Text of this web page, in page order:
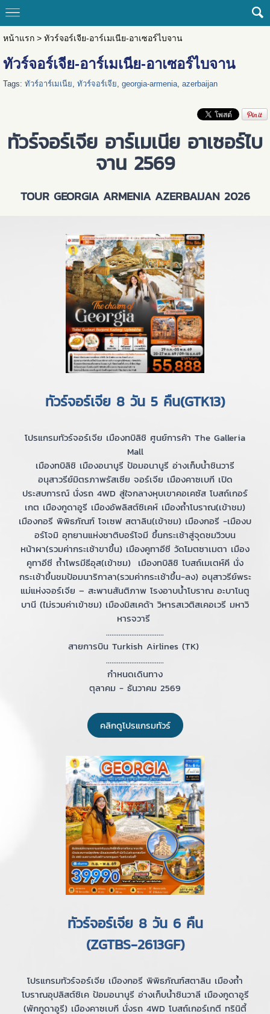
หน้าแรก> ทัวร์จอร์เจีย-อาร์เมเนีย-อาเซอร์ไบจาน
ทัวร์จอร์เจีย-อาร์เมเนีย-อาเซอร์ไบจาน
Tags: ทัวร์อาร์เมเนีย, ทัวร์จอร์เจีย, georgia-armenia, azerbaijan
ทัวร์จอร์เจีย อาร์เมเนีย อาเซอร์ไบ
จาน 2569
TOUR GEORGIA ARMENIA AZERBAIJAN 2026
ทัวร์จอร์เจีย 8 วัน 5 คืน(GTK13)
โปรแกรมทัวร์จอร์เจีย เมืองทบิลิชิ ศูนย์การค้า The Galleria
Mall
เมืองทบิลิชิ เมืองอนานูรี ป้อมอนานูรี อ่างเก็บน้ำชินวารี
อนุสาวรีย์มิตรภาพรัสเซีย จอร์เจีย เมืองคาซเบกี เปิด
ประสบการณ์ นั่งรถ 4WD สู่ใจกลางหุบเขาคอเคซัส โบสถ์เกอร์
เกต เมืองกูดาอูรี เมืองอัพลิสต์ซิเคห์ เมืองถ้ำโบราณ(เข้าชม)
เมืองกอรี พิพิธภัณฑ์ โจเซฟ สตาลิน(เข้าชม) เมืองกอรี -เมืองบ
อร์โจมิ อุทยานแห่งชาติบอร์โจมี ขึ้นกระเช้าสู่จุดชมวิวบน
หน้าผา(รวมค่ากระเช้าขาขึ้น) เมืองคูทาอีซี วัดโมตซาเมตา เมือง
คูทาอีซี ถ้ำโพรมีธีอุส(เข้าชม) เมืองทบิลิชิ โบสถ์เมเตห์คี นั่ง
กระเช้าขึ้นชมป้อมนาริกาลา(รวมค่ากระเช้าขึ้น-ลง) อนุสาวรีย์พระ
แม่แห่งจอร์เจีย – สะพานสันติภาพ โรงอาบน้ำโบราณ อะบาโนตู
บานี (ไม่รวมค่าเข้าชม) เมืองมิสเคด้า วิหารสเวติสเคอเวรี มหาวิ
หารจวารี
................................
สายการบิน Turkish Airlines (TK)
................................
กำหนดเดินทาง
ตุลาคม - ธันวาคม 2569
คลิกดูโปรแกรมทัวร์
ทัวร์จอร์เจีย 8 วัน 6 คืน
(ZGTBS-2613GF)
โปรแกรมทัวร์จอร์เจีย เมืองกอรี พิพิธภัณฑ์สตาลิน เมืองถ้ำ
โบราณอุปลิสต์ซิเค ป้อมอนานูรี อ่างเก็บน้ำซินวาลี เมืองกูดาอูรี
(พักกูดาอูรี) เมืองคาซเบกี นั่งรถ 4WD โบสถ์เกอร์เกตี ทรินิตี้